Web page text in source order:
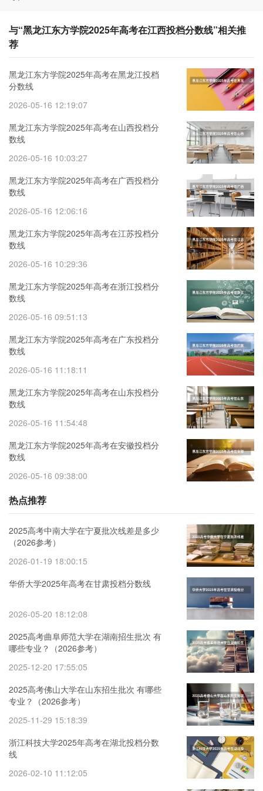
与“黑龙江东方学院2025年高考在江西投档分数线”相关推
荐
黑龙江东方学院2025年高考在黑龙江投档
分数线
2026-05-16 12:19:07
黑龙江东方学院2025年高考在山西投档分
数线
2026-05-16 10:03:27
黑龙江东方学院2025年高考在广西投档分
数线
2026-05-16 12:06:16
黑龙江东方学院2025年高考在江苏投档分
数线
2026-05-16 10:29:36
黑龙江东方学院2025年高考在浙江投档分
数线
2026-05-16 09:51:13
黑龙江东方学院2025年高考在广东投档分
数线
2026-05-16 11:18:11
黑龙江东方学院2025年高考在山东投档分
数线
2026-05-16 11:54:48
黑龙江东方学院2025年高考在安徽投档分
数线
2026-05-16 09:38:00
热点推荐
2025高考中南大学在宁夏批次线差是多少
（2026参考）
2026-01-19 18:00:15
华侨大学2025年高考在甘肃投档分数线
2026-05-20 18:12:08
2025高考曲阜师范大学在湖南招生批次 有
哪些专业？（2026参考）
2025-12-20 17:55:05
2025高考佛山大学在山东招生批次 有哪些
专业？（2026参考）
2025-11-29 15:18:39
浙江科技大学2025年高考在湖北投档分数
线
2026-02-10 11:12:05